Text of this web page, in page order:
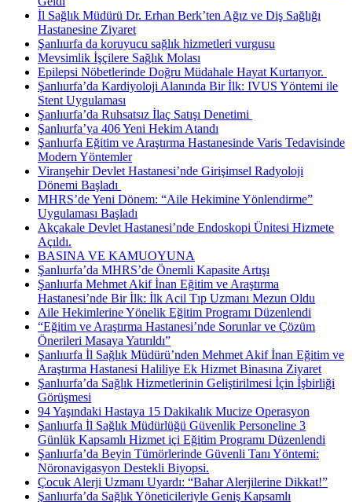
İl Sağlık Müdürü Dr. Erhan Berk’ten Ağız ve Diş Sağlığı
Hastanesine Ziyaret
Şanlıurfa da koruyucu sağlık hizmetleri vurgusu
Mevsimlik İşçilere Sağlık Molası
Epilepsi Nöbetlerinde Doğru Müdahale Hayat Kurtarıyor. ​
Şanlıurfa’da Kardiyoloji Alanında Bir İlk: IVUS Yöntemi ile
Stent Uygulaması
Şanlıurfa’da Ruhsatsız İlaç Satışı Denetimi ​
Şanlıurfa’ya 406 Yeni Hekim Atandı
Şanlıurfa Eğitim ve Araştırma Hastanesinde Varis Tedavisinde
Modern Yöntemler
Viranşehir Devlet Hastanesi’nde Girişimsel Radyoloji
Dönemi Başladı ​
MHRS’de Yeni Dönem: “Aile Hekimine Yönlendirme”
Uygulaması Başladı
Akçakale Devlet Hastanesi’nde Endoskopi Ünitesi Hizmete
Açıldı.
BASINA VE KAMUOYUNA
Şanlıurfa’da MHRS’de Önemli Kapasite Artışı
Şanlıurfa Mehmet Akif İnan Eğitim ve Araştırma
Hastanesi’nde Bir İlk: İlk Acil Tıp Uzmanı Mezun Oldu
Aile Hekimlerine Yönelik Eğitim Programı Düzenlendi
“Eğitim ve Araştırma Hastanesi’nde Sorunlar ve Çözüm
Önerileri Masaya Yatırıldı”
Şanlıurfa İl Sağlık Müdürü’nden Mehmet Akif İnan Eğitim ve
Araştırma Hastanesi Haliliye Ek Hizmet Binasına Ziyaret
Şanlıurfa’da Sağlık Hizmetlerinin Geliştirilmesi İçin İşbirliği
Görüşmesi
94 Yaşındaki Hastaya 15 Dakikalık Mucize Operasyon
Şanlıurfa İl Sağlık Müdürlüğü Güvenlik Personeline 3
Günlük Kapsamlı Hizmet içi Eğitim Programı Düzenlendi
Şanlıurfa’da Beyin Tümörlerinde Güvenli Tanı Yöntemi:
Nöronavigasyon Destekli Biyopsi.
Çocuk Alerji Uzmanı Uyardı: “Bahar Alerjilerine Dikkat!”
Şanlıurfa’da Sağlık Yöneticileriyle Geniş Kapsamlı